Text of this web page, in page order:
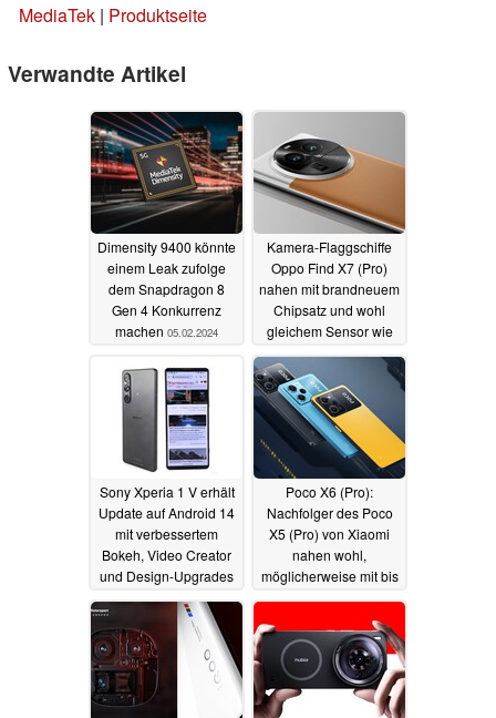
MediaTek | Produktseite
Verwandte Artikel
Dimensity 9400 könnte
einem Leak zufolge
dem Snapdragon 8
Gen 4 Konkurrenz
machen 05.02.2024
Kamera-Flaggschiffe
Oppo Find X7 (Pro)
nahen mit brandneuem
Chipsatz und wohl
gleichem Sensor wie
07.11.2023
Sony Xperia 1 V erhält
Update auf Android 14
mit verbessertem
Bokeh, Video Creator
und Design-Upgrades
06.11.2023
Poco X6 (Pro):
Nachfolger des Poco
X5 (Pro) von Xiaomi
nahen wohl,
möglicherweise mit bis